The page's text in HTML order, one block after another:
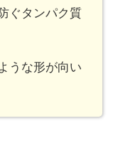
ぐタンパク質
うな形が向い